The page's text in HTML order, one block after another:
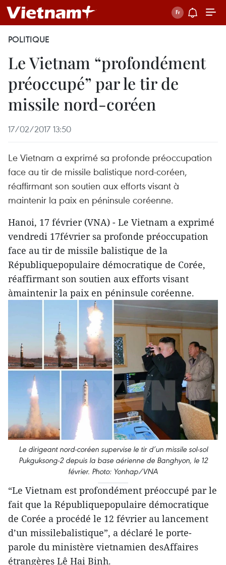
POLITIQUE
Le Vietnam “profondément
préoccupé” par le tir de
missile nord-coréen
17/02/2017 13:50
Le Vietnam a exprimé sa profonde préoccupation
face au tir de missile balistique nord-coréen,
réaffirmant son soutien aux efforts visant à
maintenir la paix en péninsule coréenne.
Hanoi, 17 février (VNA) - Le Vietnam a exprimé
vendredi 17février sa profonde préoccupation
face au tir de missile balistique de la
Républiquepopulaire démocratique de Corée,
réaffirmant son soutien aux efforts visant
àmaintenir la paix en péninsule coréenne.
Le dirigeant nord-coréen supervise le tir d’un missile sol-sol
Pukguksong-2 depuis la base aérienne de Banghyon, le 12
février. Photo: Yonhap/VNA
“Le Vietnam est profondément préoccupé par le
fait que la Républiquepopulaire démocratique
de Corée a procédé le 12 février au lancement
d’un missilebalistique”, a déclaré le porte-
parole du ministère vietnamien desAffaires
étrangères Lê Hai Binh.